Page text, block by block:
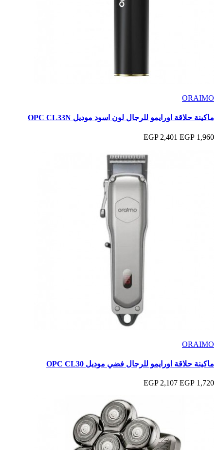
ORAIMO
ماكينة حلاقة اورايمو للرجال لون اسود موديل OPC CL33N
1,960 EGP
2,401 EGP
ORAIMO
ماكينة حلاقة اورايمو للرجال فضي موديل OPC CL30
1,720 EGP
2,107 EGP